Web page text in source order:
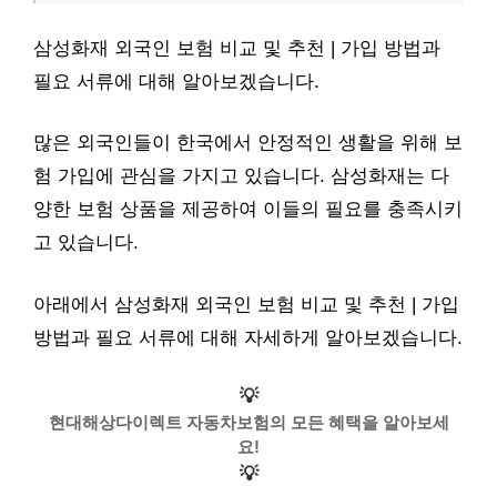
삼성화재 외국인 보험 비교 및 추천 | 가입 방법과
필요 서류에 대해 알아보겠습니다.
많은 외국인들이 한국에서 안정적인 생활을 위해 보
험 가입에 관심을 가지고 있습니다. 삼성화재는 다
양한 보험 상품을 제공하여 이들의 필요를 충족시키
고 있습니다.
아래에서 삼성화재 외국인 보험 비교 및 추천 | 가입
방법과 필요 서류에 대해 자세하게 알아보겠습니다.
💡
현대해상다이렉트 자동차보험의 모든 혜택을 알아보세
요!
💡